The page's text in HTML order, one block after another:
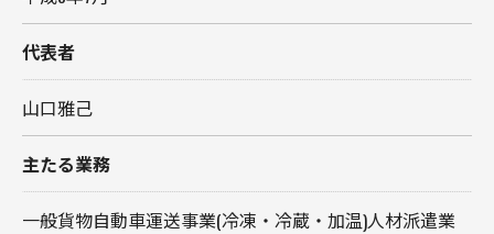
代表者
山口雅己
主たる業務
一般貨物自動車運送事業(冷凍・冷蔵・加温)人材派遣業